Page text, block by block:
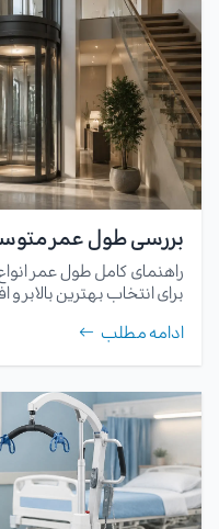
بررسی طول عمر
راهنمای کامل طول عمر
برای انتخاب بهترین بالابر
ادامه مطلب